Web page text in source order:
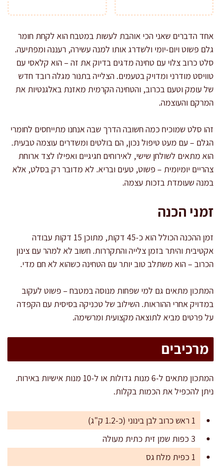
אחד הדברים שאני הכי אוהבת לעשות במטבח הוא לקחת חומר
גלם פשוט ויום-יומי ולשדרג אותו למנה עשירה, רעננה ומפתיעה.
סלט כרוב צלוי עם טחינה מדגים בדיוק את זה – הוא קלאסי עם
טוויסט מודרני ומדויק בטעמים. הצלייה בתנור מגלה רובד חדש
של עומק וטעם בכרוב, והטחינה הקרמית מאזנת באלגנטיות את
המרקם והעוצמה.
זהו סלט שמוכיח כמה חשובה הדרך שבה אנחנו מתייחסים לחומרי
הגלם – עם מעט טיפול נכון, הם בולטים ומשדרים עוצמה טבעית.
הוא מתאים לשולחן שישי, לאירוחים חגיגיים ואפילו לצד ארוחת
צהריים יומיומית – פשוט, טעים ובריא. לא מדובר רק בסלט, אלא
במנה שעומדת בזכות עצמה.
זמני הכנה
זמן ההכנה הכולל הוא כ-45 דקות, מתוכן 15 דקות עבודה
אקטיבית והיתר בזמן צלייה והתקררות. חשוב לא למהר עם צינון
הכרוב – הוא משתלב טוב יותר עם הטחינה כשהוא לא חם מדי.
המתכון מתאים גם למי שפחות מנוסה במטבח – פשוט לעקוב
במדויק אחרי ההוראות. השילוב של טכניקה בסיסית עם הקפדה
על פרטים מביא לתוצאה מקצועית ומרשימה.
מרכיבים
המתכון מתאים ל-6 מנות גדולות או ל-10 מנות אישיות באירוח.
ניתן להכפיל את הכמות בקלות.
1 ראש כרוב לבן בינוני (כ-1.2 ק"ג)
3 כפות שמן זית כתית מעולה
1 כפית מלח גס